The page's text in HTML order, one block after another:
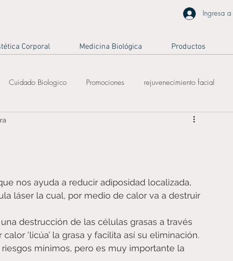
Ingresa
Corporal Medicina Biológica Productos
Cuidado Biologico Promociones rejuvenecimiento facial
piel joven reafirmación facial
nos ayuda a reducir adiposidad localizada,
láser la cual, por medio de calor va a destruir
destrucción de las células grasas a través
‘licúa’ la grasa y facilita así su eliminación.
mínimos, pero es muy importante la